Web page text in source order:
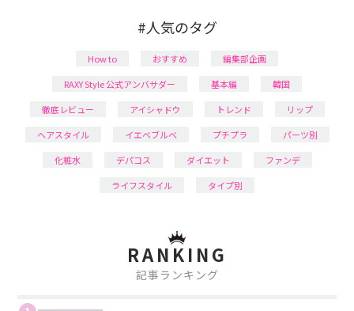
#人気のタグ
How to おすすめ
編集部企画
RAXY Style 公式アンバサダー
基本編
韓国
徹底レビュー
アイシャドウ トレンド
リップ
ヘアスタイル
イエベブルベ プチプラ
パーツ別
化粧水
デパコス ダイエット
ファンデ
ライフスタイル
タイプ別
RANKING
記事ランキング